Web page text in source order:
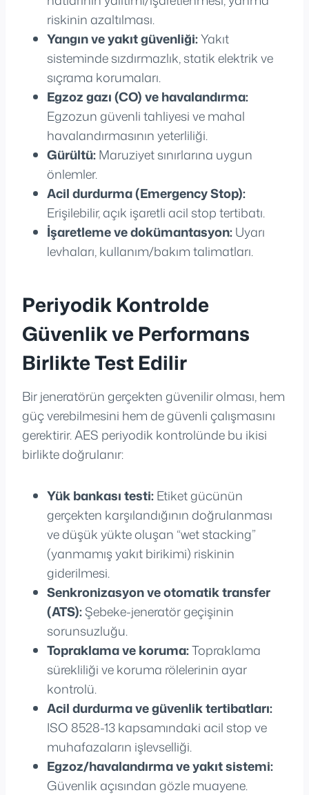
riskinin azaltılması.
Yangın ve yakıt güvenliği:Yakıt
sisteminde sızdırmazlık, statik elektrik ve
sıçrama korumaları.
Egzoz gazı (CO) ve havalandırma:
Egzozun güvenli tahliyesi ve mahal
havalandırmasının yeterliliği.
Gürültü:Maruziyet sınırlarına uygun
önlemler.
Acil durdurma (Emergency Stop):
Erişilebilir, açık işaretli acil stop tertibatı.
İşaretleme ve dokümantasyon:Uyarı
levhaları, kullanım/bakım talimatları.
Periyodik Kontrolde
Güvenlik ve Performans
Birlikte Test Edilir
Bir jeneratörün gerçekten güvenilir olması, hem
güç verebilmesini hem de güvenli çalışmasını
gerektirir. AES periyodik kontrolünde bu ikisi
birlikte doğrulanır:
Yük bankası testi:Etiket gücünün
gerçekten karşılandığının doğrulanması
ve düşük yükte oluşan “wet stacking”
(yanmamış yakıt birikimi) riskinin
giderilmesi.
Senkronizasyon ve otomatik transfer
(ATS):Şebeke-jeneratör geçişinin
sorunsuzluğu.
Topraklama ve koruma:Topraklama
sürekliliği ve koruma rölelerinin ayar
kontrolü.
Acil durdurma ve güvenlik tertibatları:
ISO 8528-13 kapsamındaki acil stop ve
muhafazaların işlevselliği.
Egzoz/havalandırma ve yakıt sistemi:
Güvenlik açısından gözle muayene.